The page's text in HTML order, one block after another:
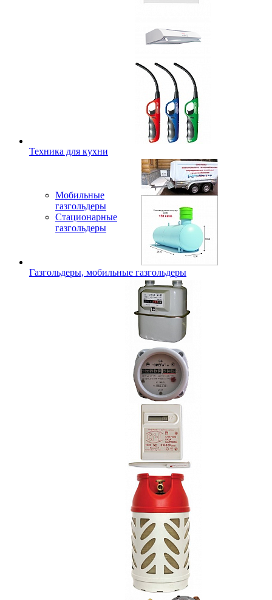
Техника для кухни
Мобильные
газгольдеры
Стационарные
газгольдеры
Газгольдеры, мобильные газгольдеры